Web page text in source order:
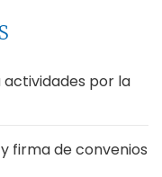
actividades por la
firma de convenios